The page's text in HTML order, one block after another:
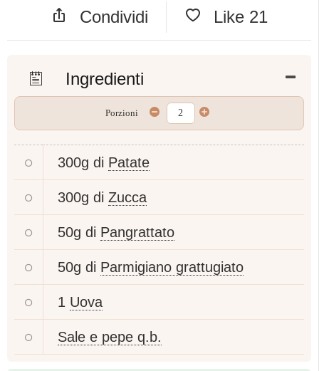
Condividi Like 21
Ingredienti
Porzioni
300g di Patate
300g di Zucca
50g di Pangrattato
50g di Parmigiano grattugiato
1 Uova
Sale e pepe q.b.